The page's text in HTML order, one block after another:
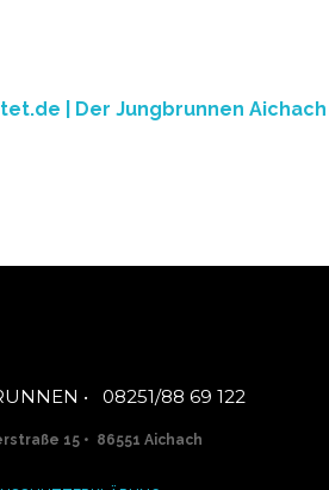
• 08251/88 69 122
15 • 86551 Aichach